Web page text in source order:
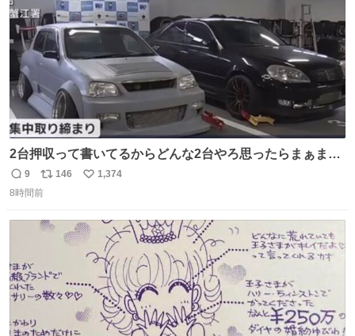
2台押収って書いてるからどんな2台やろ思ったらまぁまぁ
へんてこな1台押収してて笑い止まらん
返
信
9
リ
ポ
ト
146
い
数
1,374
8時間前